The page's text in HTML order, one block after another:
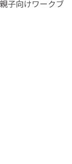
子向けワークブ